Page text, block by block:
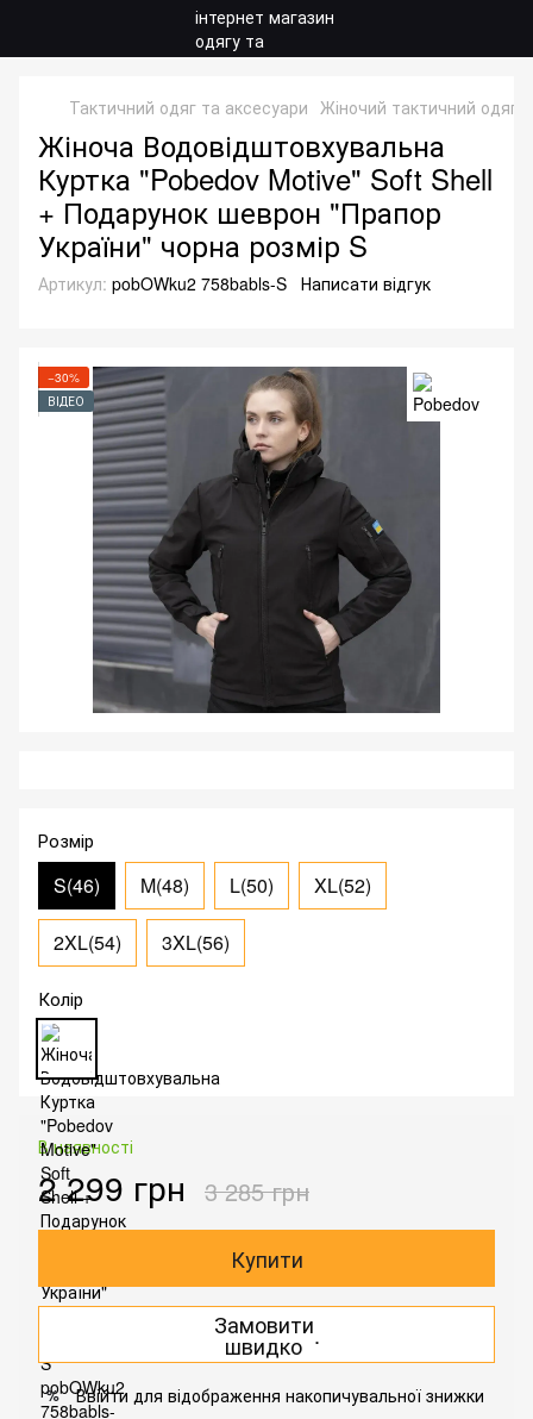
Тактичний одяг та аксесуари Жіночий тактичний одяг
Жіноча Водовідштовхувальна
Куртка "Pobedov Motive" Soft Shell
+ Подарунок шеврон "Прапор
України" чорна розмір S
Артикул: pobOWku2 758babls-S Написати відгук
−30%
ВІДЕО
Розмір
S(46) M(48) L(50) XL(52)
2XL(54) 3XL(56)
Колір
В наявності
2 299 грн 3 285 грн
Купити
Замовити
швидко .
% Ввійти для відображення накопичувальної знижки